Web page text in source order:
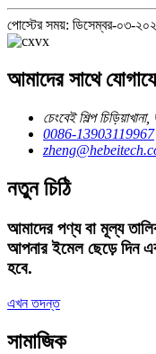
পোস্টের সময়: ডিসেম্বর-০৩-
আমাদের সাথে
চেংবেই শিল্প
0086-13903119967
নতুন চিঠি
আমাদের পণ্য বা মূল্য
আপনার ইমেল ছেড়ে দিন
হবে.
এখন তদন্ত
সামাজিক